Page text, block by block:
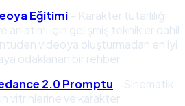
Eğitimi– Karakter tutarlılığı
anlatımı için gelişmiş teknikler dahil
videoya oluşturmadan en iyi
odaklanan bir rehber.
2.0 Promptu – Sinematik
vitrinlerine ve karakter